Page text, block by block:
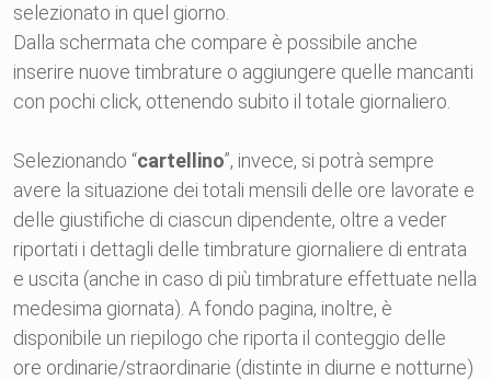
selezionato in quel giorno.
Dalla schermata che compare è possibile anche
inserire nuove timbrature o aggiungere quelle mancanti
con pochi click, ottenendo subito il totale giornaliero.
Selezionando “cartellino”, invece, si potrà sempre
avere la situazione dei totali mensili delle ore lavorate e
delle giustifiche di ciascun dipendente, oltre a veder
riportati i dettagli delle timbrature giornaliere di entrata
e uscita (anche in caso di più timbrature effettuate nella
medesima giornata). A fondo pagina, inoltre, è
disponibile un riepilogo che riporta il conteggio delle
ore ordinarie/straordinarie (distinte in diurne e notturne)